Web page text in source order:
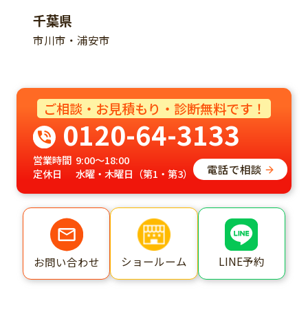
千葉県
市川市・浦安市
ご相談・お見積もり・診断無料です！
0120-64-3133
営業時間 9:00～18:00
定休日
水曜・木曜日（第1・第3） 電話で相談
お問い合わせ ショールーム LINE予約